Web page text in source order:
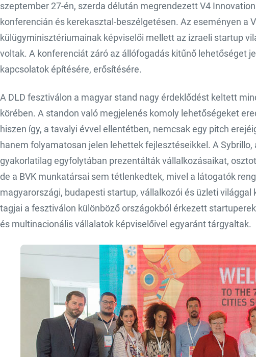
szeptember 27-én, szerda délután megrendezett V4
konferencián és kerekasztal-beszélgetésen. Az eseményen a
külügyminisztériumainak képviselői mellett az izraeli startup
voltak. A konferenciát záró az állófogadás kitűnő lehetőséget
kapcsolatok építésére, erősítésére.
A DLD fesztiválon a magyar stand nagy érdeklődést keltett
körében. A standon való megjelenés komoly lehetőségeket
hiszen így, a tavalyi évvel ellentétben, nemcsak egy pitch
hanem folyamatosan jelen lehettek fejlesztéseikkel. A Sybrillo,
gyakorlatilag egyfolytában prezentálták vállalkozásaikat,
de a BVK munkatársai sem tétlenkedtek, mivel a látogatók
magyarországi, budapesti startup, vállalkozói és üzleti
tagjai a fesztiválon különböző országokból érkezett
és multinacionális vállalatok képviselőivel egyaránt tárgyaltak.